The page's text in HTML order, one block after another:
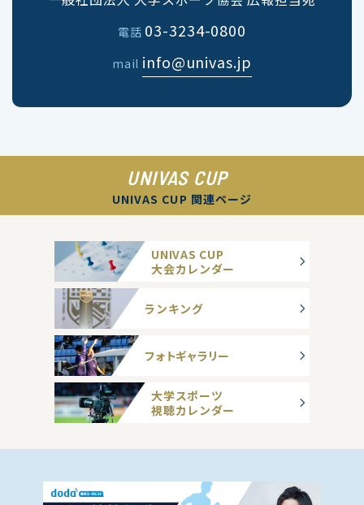
電話 03-3234-0800
mail info@univas.jp
UNIVAS CUP
UNIVAS CUP 関連ページ
UNIVAS CUP
大会カレンダー
ランキング
フォトギャラリー
大学スポーツ
視聴カレンダー